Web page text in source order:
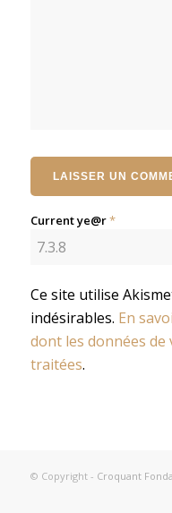
Current ye@r*
Ce site utilise
indésirables. En
dont les données
traitées.
© Copyright - Croquant